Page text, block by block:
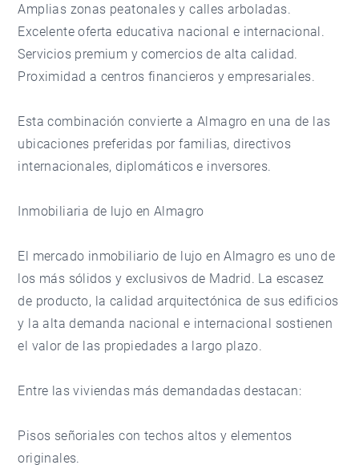
Amplias zonas peatonales y calles arboladas.
Excelente oferta educativa nacional e internacional.
Servicios premium y comercios de alta calidad.
Proximidad a centros financieros y empresariales.
Esta combinación convierte a Almagro en una de las
ubicaciones preferidas por familias, directivos
internacionales, diplomáticos e inversores.
Inmobiliaria de lujo en Almagro
El mercado inmobiliario de lujo en Almagro es uno de
los más sólidos y exclusivos de Madrid. La escasez
de producto, la calidad arquitectónica de sus edificios
y la alta demanda nacional e internacional sostienen
el valor de las propiedades a largo plazo.
Entre las viviendas más demandadas destacan:
Pisos señoriales con techos altos y elementos
originales.